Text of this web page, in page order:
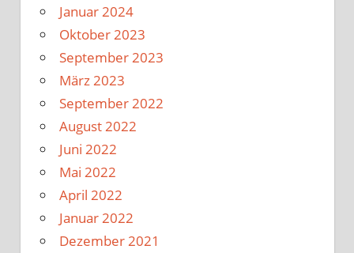
Januar 2024
Oktober 2023
September 2023
März 2023
September 2022
August 2022
Juni 2022
Mai 2022
April 2022
Januar 2022
Dezember 2021